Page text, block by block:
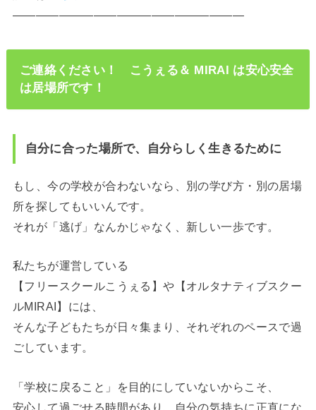
————————————————————
ご連絡ください！ こうぇる＆ MIRAI は安心安全
は居場所です！
自分に合った場所で、自分らしく生きるために
もし、今の学校が合わないなら、別の学び方・別の居場
所を探してもいいんです。
それが「逃げ」なんかじゃなく、新しい一歩です。
私たちが運営している
【フリースクールこうぇる】や【オルタナティブスクー
ルMIRAI】には、
そんな子どもたちが日々集まり、それぞれのペースで過
ごしています。
「学校に戻ること」を目的にしていないからこそ、
安心して過ごせる時間があり、自分の気持ちに正直にな